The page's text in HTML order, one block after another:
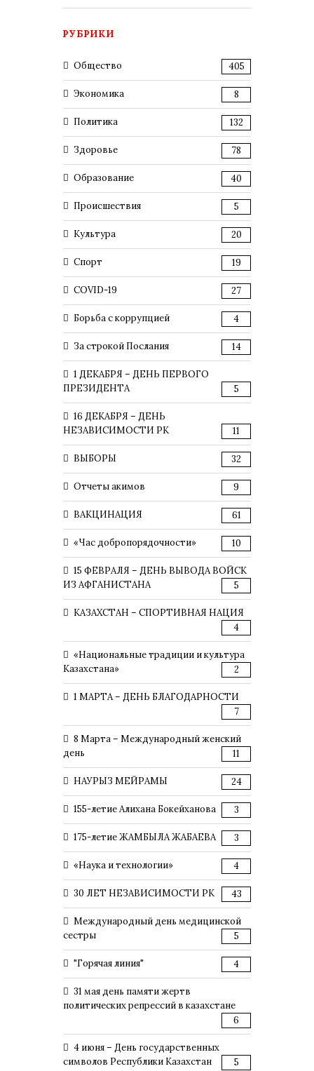
РУБРИКИ
Общество 405
Экономика 8
Политика 132
Здоровье 78
Образование 40
Происшествия 5
Культура 20
Спорт 19
COVID-19 27
Борьба с коррупцией 4
За строкой Послания 14
1 ДЕКАБРЯ – ДЕНЬ ПЕРВОГО
ПРЕЗИДЕНТА
5
16 ДЕКАБРЯ – ДЕНЬ
НЕЗАВИСИМОСТИ РК
11
ВЫБОРЫ 32
Отчеты акимов 9
ВАКЦИНАЦИЯ 61
«Час добропорядочности» 10
15 ФЕВРАЛЯ – ДЕНЬ ВЫВОДА ВОЙСК
ИЗ АФГАНИСТАНА
5
КАЗАХСТАН – СПОРТИВНАЯ НАЦИЯ
4
«Национальные традиции и культура
Казахстана»
2
1 МАРТА – ДЕНЬ БЛАГОДАРНОСТИ
7
8 Марта – Международный женский
день
11
НАУРЫЗ МЕЙРАМЫ 24
155-летие Алихана Бокейханова 3
175-летие ЖАМБЫЛА ЖАБАЕВА 3
«Наука и технологии» 4
30 ЛЕТ НЕЗАВИСИМОСТИ РК 43
Международный день медицинской
сестры
5
"Горячая линия" 4
31 мая день памяти жертв
политических репрессий в казахстане
6
4 июня – День государственных
символов Республики Казахстан
5